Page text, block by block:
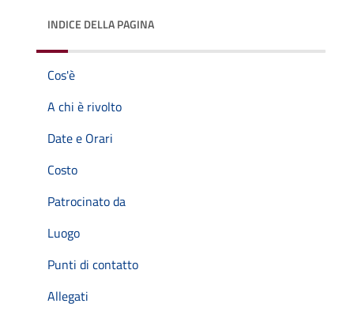
INDICE DELLA PAGINA
Cos'è
A chi è rivolto
Date e Orari
Costo
Patrocinato da
Luogo
Punti di contatto
Allegati